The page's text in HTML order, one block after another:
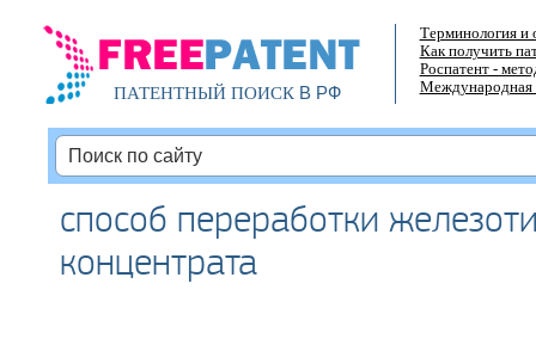
ПАТЕНТНЫЙ ПОИСКВ РФ
Терминология и
Как получить
Роспатент -
Международная
способ переработки
концентрата